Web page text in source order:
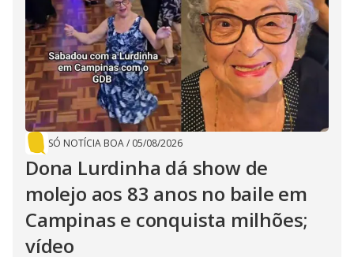
SÓ NOTÍCIA BOA/ 05/08/2026
Dona Lurdinha dá show de
molejo aos 83 anos no baile em
Campinas e conquista milhões;
vídeo